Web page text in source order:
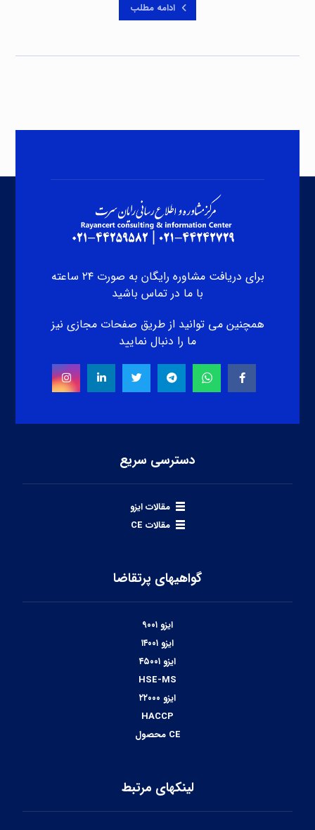
ادامه مطلب
برای دریافت مشاوره رایگان به صورت ۲۴ ساعته
با ما در تماس باشید
همچنین می توانید از طریق صفحات مجازی نیز
ما را دنبال نمایید
دسترسی سریع
مقالات ایزو
مقالات CE
گواهیهای پرتقاضا
ایزو ۹۰۰۱
ایزو ۱۴۰۰۱
ایزو ۴۵۰۰۱
HSE-MS
ایزو ۲۲۰۰۰
HACCP
CE محصول
لینکهای مرتبط